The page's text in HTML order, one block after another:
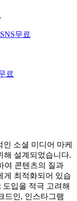
무료
료
소셜 미디어 마케
해 설계되었습니다.
여 콘텐츠의 질과
게 최적화되어 있습
도입을 적극 고려해
드인, 인스타그램